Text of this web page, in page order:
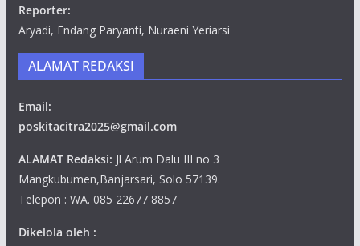
Reporter:
Aryadi, Endang Paryanti, Nuraeni Yeriarsi
ALAMAT REDAKSI
Email:
poskitacitra2025@gmail.com
ALAMAT Redaksi: Jl Arum Dalu III no 3
Mangkubumen,Banjarsari, Solo 57139.
Telepon : WA. 085 22677 8857
Dikelola oleh :